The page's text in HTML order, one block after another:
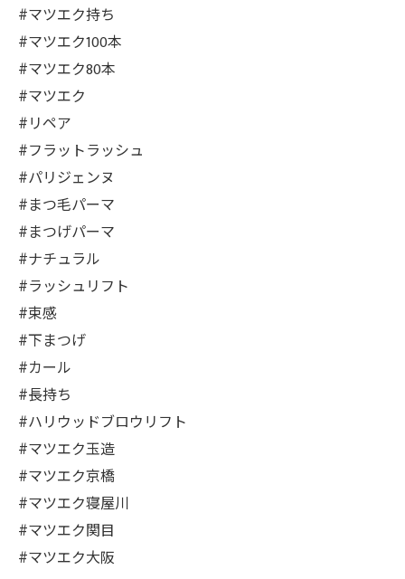
#マツエク持ち
#マツエク100本
#マツエク80本
#マツエク
#リペア
#フラットラッシュ
#パリジェンヌ
#まつ毛パーマ
#まつげパーマ
#ナチュラル
#ラッシュリフト
#束感
#下まつげ
#カール
#長持ち
#ハリウッドブロウリフト
#マツエク玉造
#マツエク京橋
#マツエク寝屋川
#マツエク関目
#マツエク大阪